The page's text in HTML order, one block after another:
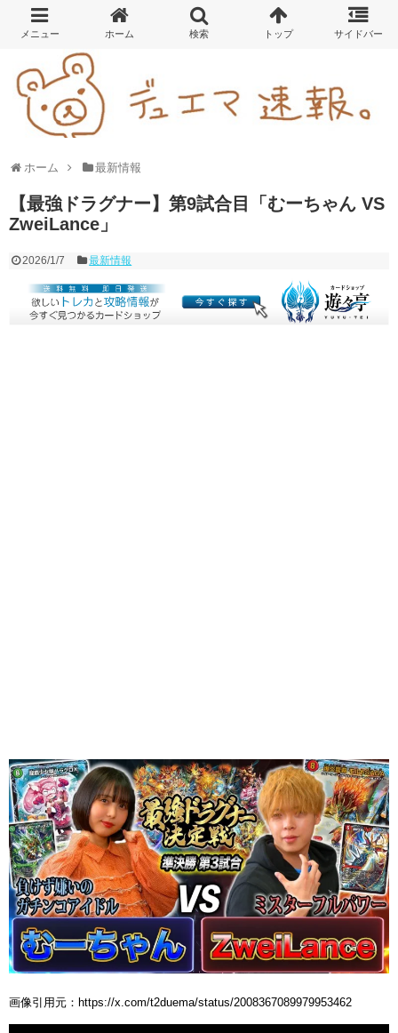
ホーム 最新情報
【最強ドラグナー】第9試合目「むーちゃん VS
ZweiLance」
2026/1/7 最新情報
画像引用元：https://x.com/t2duema/status/2008367089979953462